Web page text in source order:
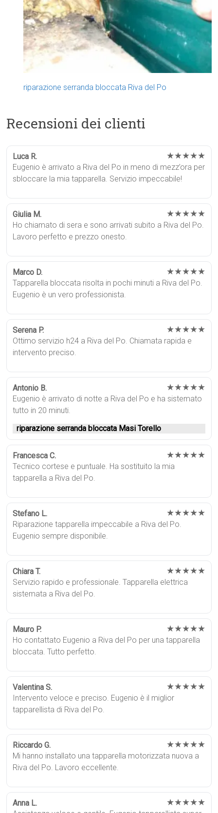
riparazione serranda bloccata Riva del Po
Recensioni dei clienti
Luca R. ★★★★★
Eugenio è arrivato a Riva del Po in meno di mezz’ora per
sbloccare la mia tapparella. Servizio impeccabile!
Giulia M. ★★★★★
Ho chiamato di sera e sono arrivati subito a Riva del Po.
Lavoro perfetto e prezzo onesto.
Marco D. ★★★★★
Tapparella bloccata risolta in pochi minuti a Riva del Po.
Eugenio è un vero professionista.
Serena P. ★★★★★
Ottimo servizio h24 a Riva del Po. Chiamata rapida e
intervento preciso.
Antonio B. ★★★★★
Eugenio è arrivato di notte a Riva del Po e ha sistemato
tutto in 20 minuti.
riparazione serranda bloccata Masi Torello
Francesca C. ★★★★★
Tecnico cortese e puntuale. Ha sostituito la mia
tapparella a Riva del Po.
Stefano L. ★★★★★
Riparazione tapparella impeccabile a Riva del Po.
Eugenio sempre disponibile.
Chiara T. ★★★★★
Servizio rapido e professionale. Tapparella elettrica
sistemata a Riva del Po.
Mauro P. ★★★★★
Ho contattato Eugenio a Riva del Po per una tapparella
bloccata. Tutto perfetto.
Valentina S. ★★★★★
Intervento veloce e preciso. Eugenio è il miglior
tapparellista di Riva del Po.
Riccardo G. ★★★★★
Mi hanno installato una tapparella motorizzata nuova a
Riva del Po. Lavoro eccellente.
Anna L. ★★★★★